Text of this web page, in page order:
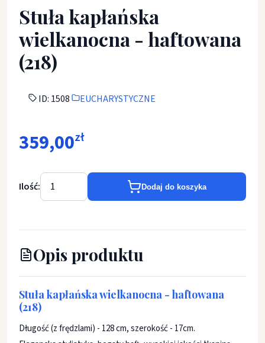
Stuła kapłańska
wielkanocna - haftowana
(218)
ID: 1508 EUCHARYSTYCZNE
359,00zł
Ilość: Dodaj do koszyka
Opis produktu
Stuła kapłańska wielkanocna - haftowana
(218)
Długość (z frędzlami) - 128 cm, szerokość - 17cm.